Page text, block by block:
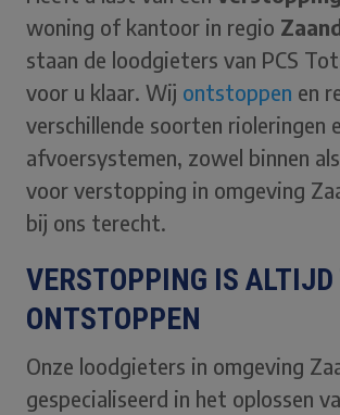
woning of kantoor in regio
staan de loodgieters van PCS
voor u klaar. Wij ontstoppen en
verschillende soorten rioleringen
afvoersystemen, zowel binnen
voor verstopping in omgeving
bij ons terecht.
VERSTOPPING IS ALTIJD
ONTSTOPPEN
Onze loodgieters in omgeving
gespecialiseerd in het oplossen